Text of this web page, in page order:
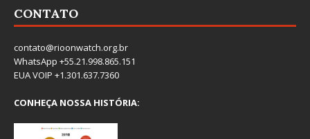
CONTATO
contato@rioonwatch.org.br
WhatsApp +55.21.998.865.151
EUA VOIP +1.301.637.7360
CONHEÇA NOSSA HISTÓRIA: